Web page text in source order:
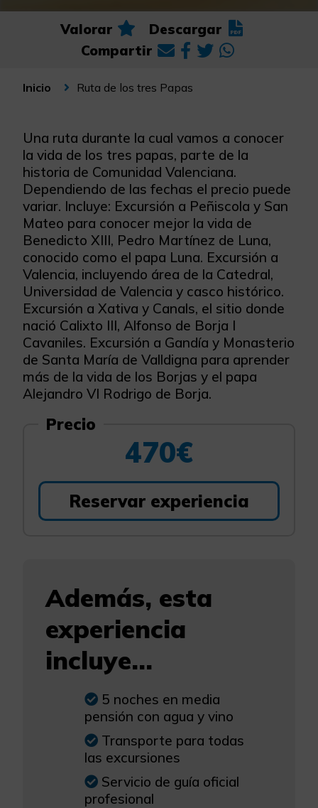
Valorar
Descargar
Compartir
Inicio Ruta de los tres Papas
Una ruta durante la cual vamos a conocer
la vida de los tres papas, parte de la
historia de Comunidad Valenciana.
Dependiendo de las fechas el precio puede
variar. Incluye: Excursión a Peñiscola y San
Mateo para conocer mejor la vida de
Benedicto XIII, Pedro Martínez de Luna,
conocido como el papa Luna. Excursión a
Valencia, incluyendo área de la Catedral,
Universidad de Valencia y casco histórico.
Excursión a Xativa y Canals, el sitio donde
nació Calixto III, Alfonso de Borja I
Cavaniles. Excursión a Gandía y Monasterio
de Santa María de Valldigna para aprender
más de la vida de los Borjas y el papa
Alejandro VI Rodrigo de Borja.
Precio
470€
Reservar experiencia
Además, esta
experiencia
incluye...
5 noches en media
pensión con agua y vino
Transporte para todas
las excursiones
Servicio de guía oficial
profesional